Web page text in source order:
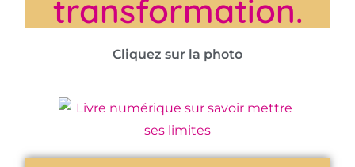
transformation.
Cliquez sur la photo